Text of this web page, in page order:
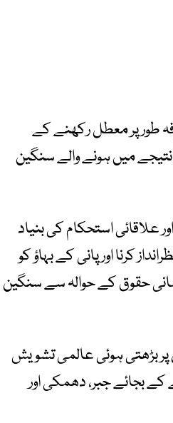
طور پر معطل رکھنے کے
نتیجے میں ہونے والے سنگین
علاقائی استحکام کی بنیاد
کرنا اور پانی کے بہاؤ کو
حقوق کے حوالہ سے سنگین
بڑھتی ہوئی عالمی تشویش
بجائے جبر، دھمکی اور